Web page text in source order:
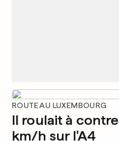
ROUTE AU LUXEMBOURG
Il roulait à
km/h sur l'A4